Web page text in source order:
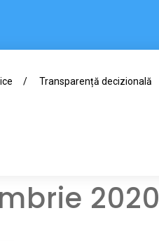
Transparență decizională
2020